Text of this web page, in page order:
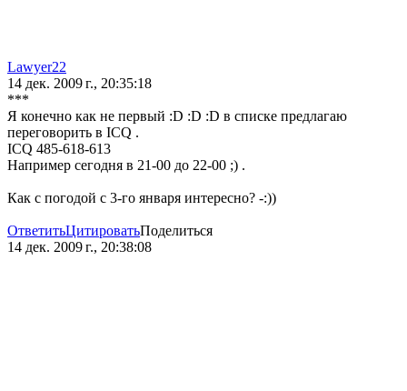
Lawyer22
14 дек. 2009 г., 20:35:18
***
Я конечно как не первый :D :D :D в списке предлагаю
переговорить в ICQ .
ICQ 485-618-613
Например сегодня в 21-00 до 22-00 ;) .
Как с погодой с 3-го января интересно? -:))
ОтветитьЦитироватьПоделиться
14 дек. 2009 г., 20:38:08